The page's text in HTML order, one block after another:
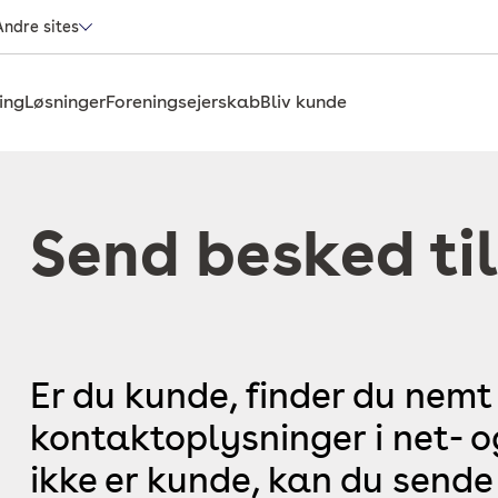
sites
LøsningerForeningsejerskabBliv kunde
Send besked
Er du kunde, finder du
kontaktoplysninger i net-
ikke er kunde, kan du